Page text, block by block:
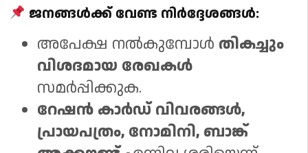
ജനങ്ങൾക്ക് വേണ്ട നിർദ്ദേശങ്ങൾ:
അപേക്ഷ നൽകുമ്പോൾ തികച്ചും
വിശദമായ രേഖകൾ
സമർപ്പിക്കുക.
റേഷൻ കാർഡ് വിവരങ്ങൾ,
പ്രായപത്രം, നോമിനി, ബാങ്ക്